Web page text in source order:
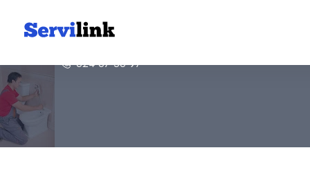
Reparacion Directa
624 67 56 97